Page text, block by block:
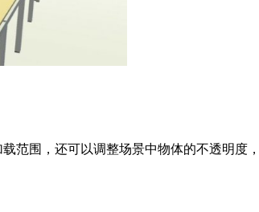
范围，还可以调整场景中物体的不透明度